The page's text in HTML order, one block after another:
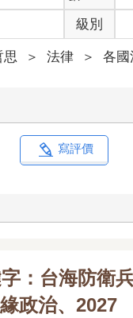
級別
思 ＞ 法律 ＞ 各國
寫評價
：台海防衛
緣政治、2027